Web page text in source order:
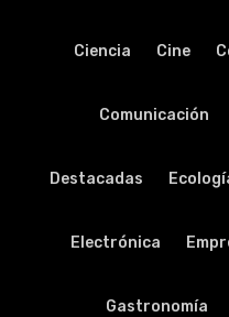
Ciencia Cine
Comunicación
Destacadas
Electrónica
Gastronomía